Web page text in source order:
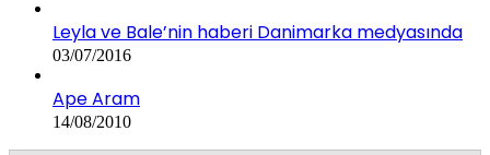
Leyla ve Bale’nin haberi Danimarka medyasında
03/07/2016
Ape Aram
14/08/2010